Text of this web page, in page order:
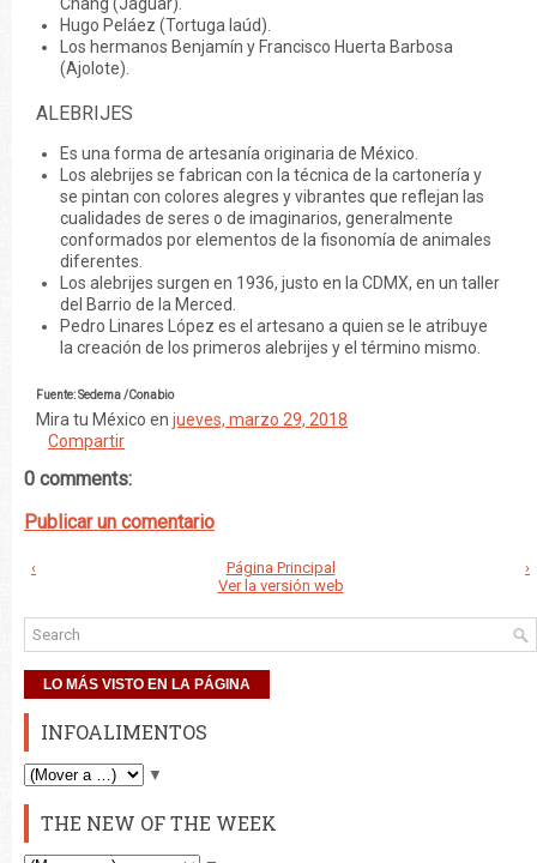
Hugo Peláez (Tortuga laúd).
Los hermanos Benjamín y Francisco Huerta Barbosa
(Ajolote).
ALEBRIJES
Es una forma de artesanía originaria de México.
Los alebrijes se fabrican con la técnica de la cartonería y
se pintan con colores alegres y vibrantes que reflejan las
cualidades de seres o de imaginarios, generalmente
conformados por elementos de la fisonomía de animales
diferentes.
Los alebrijes surgen en 1936, justo en la CDMX, en un taller
del Barrio de la Merced.
Pedro Linares López es el artesano a quien se le atribuye
la creación de los primeros alebrijes y el término mismo.
Fuente: Sedema /Conabio
Mira tu México en jueves, marzo 29, 2018
Compartir
0 comments:
Publicar un comentario
‹ ›
Página Principal
Ver la versión web
LO MÁS VISTO EN LA PÁGINA
INFOALIMENTOS
▼
THE NEW OF THE WEEK